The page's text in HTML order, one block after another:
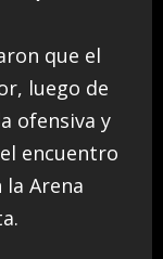
que el
luego de
ofensiva y
encuentro
Arena